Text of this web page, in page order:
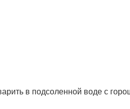
в подсоленной воде с